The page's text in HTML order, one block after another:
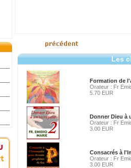
Les
Formation de
Orateur : Fr
5.70 EUR
Donner Dieu à
Orateur : Fr
3.00 EUR
Consacrés à
Orateur : Fr
3.00 EUR